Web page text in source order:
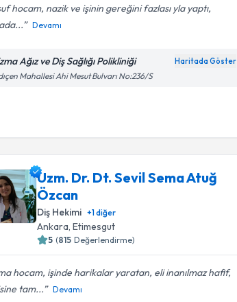
hocam, nazik ve işinin gereğini fazlası yla yaptı,
Devamı
Ağız ve Diş Sağlığı Polikliniği Haritada Göster
Mahallesi Ahi Mesut Bulvarı No:236/S
Uzm. Dr. Dt. Sevil Sema Atuğ
Özcan
Diş Hekimi +1diğer
Ankara, Etimesgut
5 (815 Değerlendirme)
hocam, işinde harikalar yaratan, eli inanılmaz hafif,
tam...
Devamı